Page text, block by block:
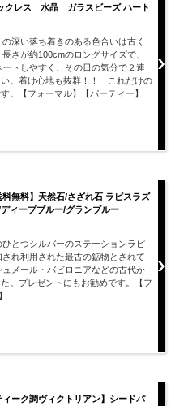
クレス 水晶 ガラスビーズ ハート
深い落ち着きのある色合いは古く
さが約100cmのロングサイズで、
トしやすく、その日の気分で２連
。着け心地も抜群！！ これだけの
。【フォーマル】【パーティー】
料無料】天然石/さざれ石 ラピスラズ
ディープブルー/グランブルー
とつシルバーのステーションラピ
れ利用された最古の鉱物とされて
メール・バビロニアなどの古代か
。プレゼントにもお勧めです。【フ
ィーク調ヴィクトリアン】シードパ